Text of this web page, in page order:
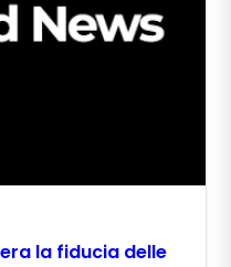
la fiducia delle